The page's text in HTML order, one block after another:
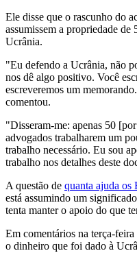
Ele disse que o rascunho do
assumissem a propriedade de
Ucrânia.
"Eu defendo a Ucrânia, não
nos dê algo positivo. Você
escreveremos um
comentou.
"Disseram-me: apenas 50
advogados trabalharem um
trabalho necessário. Eu sou
trabalho nos detalhes deste
A questão de quanta ajuda os
está assumindo um
tenta manter o apoio do que
Em comentários na terça-
o dinheiro que foi dado à